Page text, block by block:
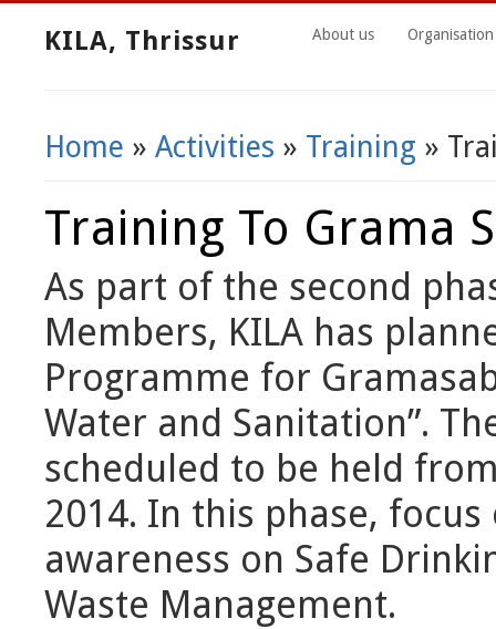
KILA, Thrissur About us Organisation
You Are Here
Home » Activities » Training »
Training To Grama
As part of the second
Members, KILA has
Programme for
Water and Sanitation”.
scheduled to be held
2014. In this phase,
awareness on Safe
Waste Management.